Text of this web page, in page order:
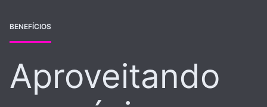
BENEFÍCIOS
Aproveitando